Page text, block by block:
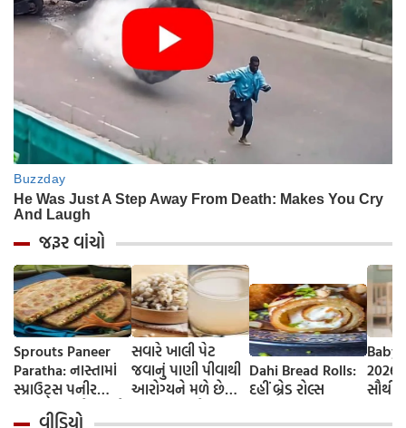
જરૂર વાંચો
Sprouts Paneer
Paratha: નાસ્તામાં
સ્પ્રાઉટ્સ પનીર
પરાઠા બનાવો, તમને
સવારે ખાલી પેટ
જવાનું પાણી પીવાથી
આરોગ્યને મળે છે
Dahi Bread Rolls:
દહીં બ્રેડ રોલ્સ
Baby
વીડિયો